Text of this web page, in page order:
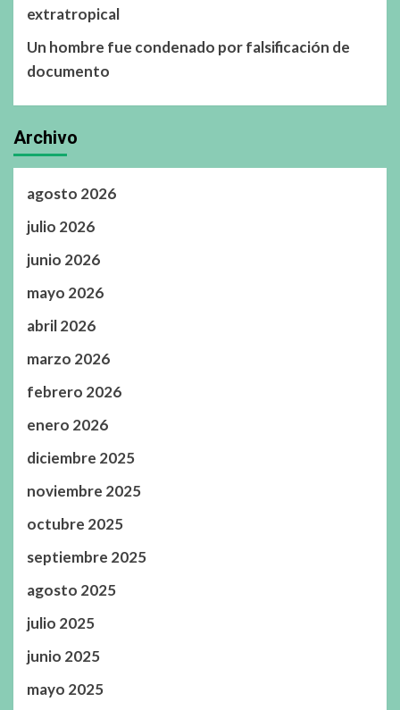
extratropical
Un hombre fue condenado por falsificación de
documento
Archivo
agosto 2026
julio 2026
junio 2026
mayo 2026
abril 2026
marzo 2026
febrero 2026
enero 2026
diciembre 2025
noviembre 2025
octubre 2025
septiembre 2025
agosto 2025
julio 2025
junio 2025
mayo 2025